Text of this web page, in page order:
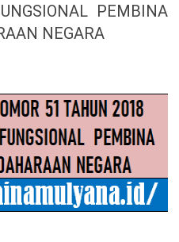
PEMBINA
NEGARA